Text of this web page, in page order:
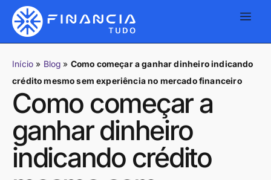
Início » Blog » Como começar a ganhar dinheiro indicando
crédito mesmo sem experiência no mercado financeiro
Como começar a
ganhar dinheiro
indicando crédito